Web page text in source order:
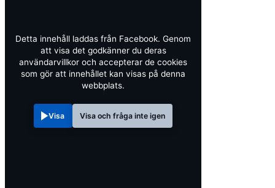
Detta innehåll laddas från Facebook. Genom
att visa det godkänner du deras
användarvillkor och accepterar de cookies
som gör att innehållet kan visas på denna
webbplats.
Visa Visa och fråga inte igen